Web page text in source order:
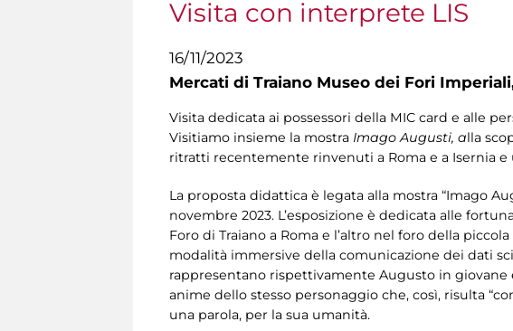
Visita con interprete LIS
16/11/2023
Mercati di Traiano Museo dei Fori
Visita dedicata ai possessori della MIC card e alle
Visitiamo insieme la mostra Imago Augusti, alla
ritratti recentemente rinvenuti a Roma e a Isernia e
La proposta didattica è legata alla mostra “Imago
novembre 2023. L’esposizione è dedicata alle
Foro di Traiano a Roma e l’altro nel foro della piccola
modalità immersive della comunicazione dei dati
rappresentano rispettivamente Augusto in
anime dello stesso personaggio che, così, risulta
una parola, per la sua umanità.